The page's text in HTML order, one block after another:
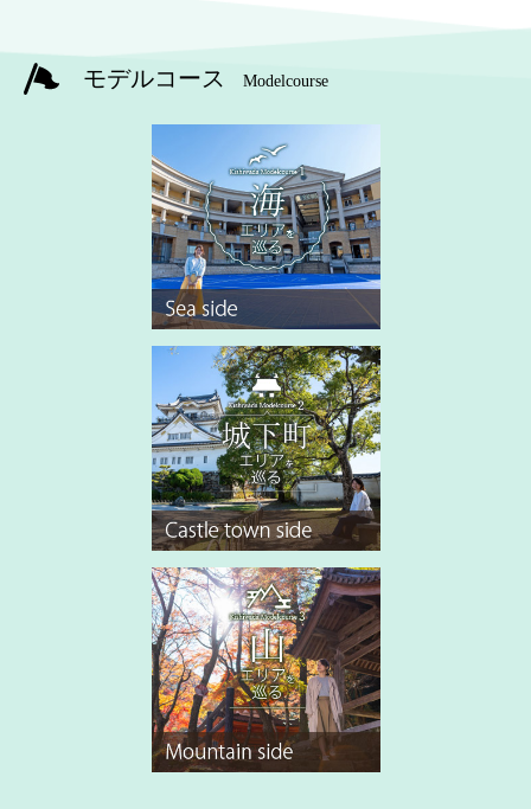
モデルコース Modelcourse